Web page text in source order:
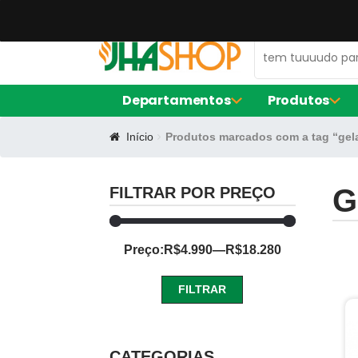
Departamentos
AMACIADOR DE CARNE
BALCÃO DE SERVIÇO
CERVEJEIRA
FORNO
MÁQUINA
Produtos
Início Produtos marcados com a tag
FILTRAR POR PREÇO
FILTRAR
Preço: R$4.990—R$18.280